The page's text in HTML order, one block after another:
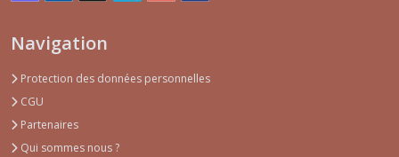
Navigation
Protection des données personnelles
CGU
Partenaires
Qui sommes nous ?